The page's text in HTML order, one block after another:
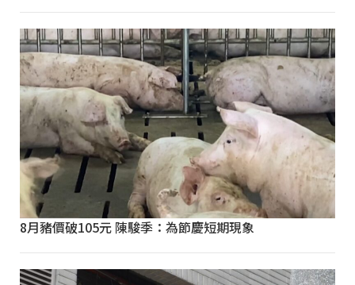
8月豬價破105元 陳駿季：為節慶短期現象